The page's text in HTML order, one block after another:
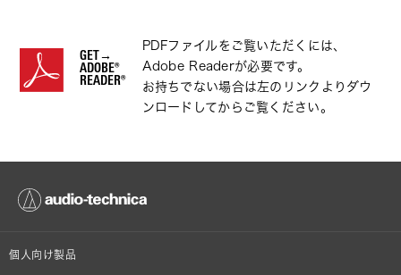
GET→
ADOBE®
READER®
PDFファイルをご覧いただくには、
Adobe Readerが必要です。
お持ちでない場合は左のリンクよりダウ
ンロードしてからご覧ください。
個人向け製品